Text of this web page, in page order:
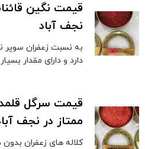
قیمت نگین
نجف آباد
به نسبت زعفران سوپر
دارد و دارای مقدار
قیمت سرگل
ممتاز در نجف
کلاله های زعفران